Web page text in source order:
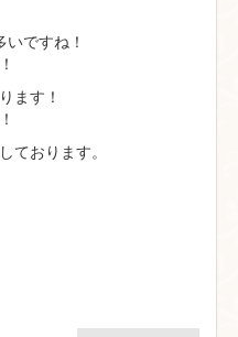
ですね！
ます！
ております。